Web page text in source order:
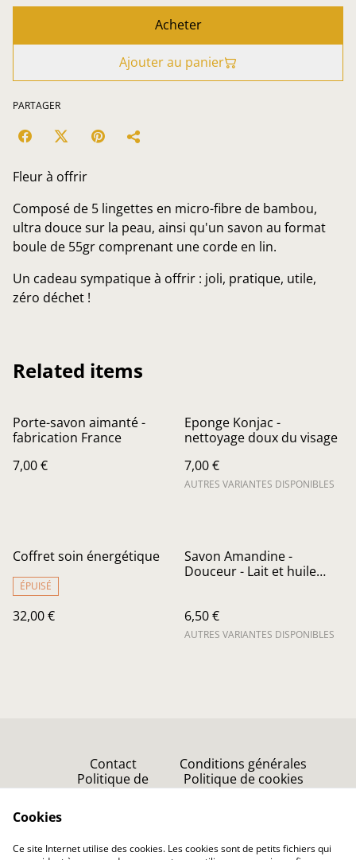
Acheter
Ajouter au panier
PARTAGER
Fleur à offrir
Composé de 5 lingettes en micro-fibre de bambou,
ultra douce sur la peau, ainsi qu'un savon au format
boule de 55gr comprenant une corde en lin.
Un cadeau sympatique à offrir : joli, pratique, utile,
zéro déchet !
Related items
Porte-savon aimanté -
fabrication France
7,00 €
Eponge Konjac -
nettoyage doux du visage
7,00 €
AUTRES VARIANTES DISPONIBLES
Coffret soin énergétique
ÉPUISÉ
32,00 €
Savon Amandine -
Douceur - Lait et huile
6,50 €
AUTRES VARIANTES DISPONIBLES
Contact
Conditions générales
Politique de
confidentialité
Politique de cookies
Cookies
Ce site Internet utilise des cookies. Les cookies sont de petits fichiers qui